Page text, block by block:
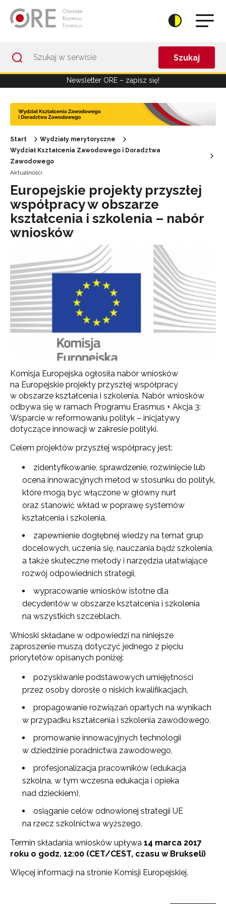
Szukaj
Newsletter ORE – zapisz się!
Start
Wydziały merytoryczne
Wydział Kształcenia Zawodowego i Doradztwa
Zawodowego
Aktualności
Europejskie projekty przyszłej
współpracy w obszarze
kształcenia i szkolenia – nabór
wniosków
Komisja Europejska ogłosiła nabór wniosków
na Europejskie projekty przyszłej współpracy
w obszarze kształcenia i szkolenia. Nabór wniosków
odbywa się w ramach Programu Erasmus + Akcja 3:
Wsparcie w reformowaniu polityk – inicjatywy
dotyczące innowacji w zakresie polityki.
Celem projektów przyszłej współpracy jest:
zidentyfikowanie, sprawdzenie, rozwinięcie lub
ocena innowacyjnych metod w stosunku do polityk,
które mogą być włączone w główny nurt
oraz stanowić wkład w poprawę systemów
kształcenia i szkolenia,
zapewnienie dogłębnej wiedzy na temat grup
docelowych, uczenia się, nauczania bądź szkolenia,
a także skuteczne metody i narzędzia ułatwiające
rozwój odpo­wiednich strategii,
wypracowanie wniosków istotne dla
decydentów w obszarze kształcenia i szkolenia
na wszystkich szczeblach.
Wnioski składane w odpowiedzi na niniejsze
zaproszenie muszą dotyczyć jednego z pięciu
priorytetów opisanych poniżej:
pozyskiwanie podstawowych umiejętności
przez osoby dorosłe o niskich kwalifikacjach,
propagowanie rozwiązań opartych na wynikach
w przypadku kształcenia i szkolenia zawodowego,
promowanie innowacyjnych technologii
w dziedzinie poradnictwa zawodowego,
profesjonalizacja pracowników (edukacja
szkolna, w tym wczesna edukacja i opieka
nad dzieckiem),
osiąganie celów odnowionej strategii UE
na rzecz szkolnictwa wyższego.
Termin składania wniosków upływa 14 marca 2017
roku o godz. 12:00 (CET/CEST, czasu w Brukseli)
Więcej informacji na stronie Komisji Europejskiej.